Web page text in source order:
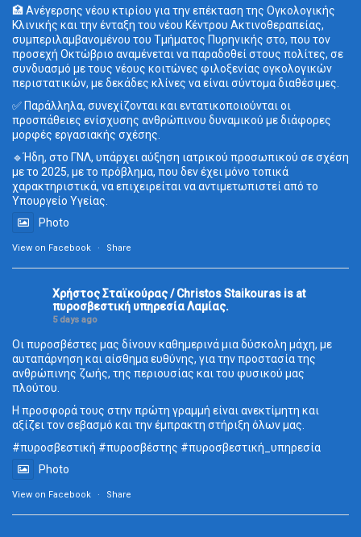
🏥 Ανέγερσης νέου κτιρίου για την επέκταση της Ογκολογικής
Κλινικής και την ένταξη του νέου Κέντρου Ακτινοθεραπείας,
συμπεριλαμβανομένου του Τμήματος Πυρηνικής στο, που τον
προσεχή Οκτώβριο αναμένεται να παραδοθεί στους πολίτες, σε
συνδυασμό με τους νέους κοιτώνες φιλοξενίας ογκολογικών
περιστατικών, με δεκάδες κλίνες να είναι σύντομα διαθέσιμες.
✅ Παράλληλα, συνεχίζονται και εντατικοποιούνται οι
προσπάθειες ενίσχυσης ανθρώπινου δυναμικού με διάφορες
μορφές εργασιακής σχέσης.
🔹Ήδη, στο ΓΝΛ, υπάρχει αύξηση ιατρικού προσωπικού σε σχέση
με το 2025, με το πρόβλημα, που δεν έχει μόνο τοπικά
χαρακτηριστικά, να επιχειρείται να αντιμετωπιστεί από το
Υπουργείο Υγείας.
Photo
View on Facebook · Share
Χρήστος Σταϊκούρας / Christos Staikouras is at
πυροσβεστική υπηρεσία Λαμίας.
5 days ago
Οι πυροσβέστες μας δίνουν καθημερινά μια δύσκολη μάχη, με
αυταπάρνηση και αίσθημα ευθύνης, για την προστασία της
ανθρώπινης ζωής, της περιουσίας και του φυσικού μας
πλούτου.
Η προσφορά τους στην πρώτη γραμμή είναι ανεκτίμητη και
αξίζει τον σεβασμό και την έμπρακτη στήριξη όλων μας.
#πυροσβεστική #πυροσβέστης #πυροσβεστική_υπηρεσία
Photo
View on Facebook · Share